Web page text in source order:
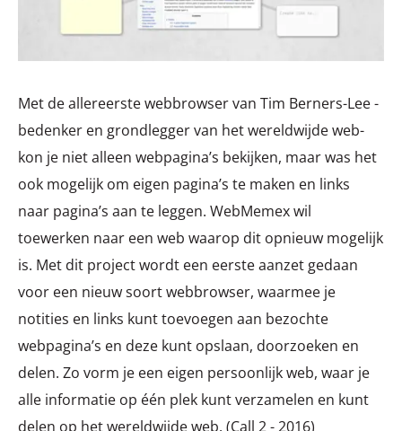
Met de allereerste webbrowser van Tim Berners-Lee -
bedenker en grondlegger van het wereldwijde web-
kon je niet alleen webpagina’s bekijken, maar was het
ook mogelijk om eigen pagina’s te maken en links
naar pagina’s aan te leggen. WebMemex wil
toewerken naar een web waarop dit opnieuw mogelijk
is. Met dit project wordt een eerste aanzet gedaan
voor een nieuw soort webbrowser, waarmee je
notities en links kunt toevoegen aan bezochte
webpagina’s en deze kunt opslaan, doorzoeken en
delen. Zo vorm je een eigen persoonlijk web, waar je
alle informatie op één plek kunt verzamelen en kunt
delen op het wereldwijde web. (Call 2 - 2016)